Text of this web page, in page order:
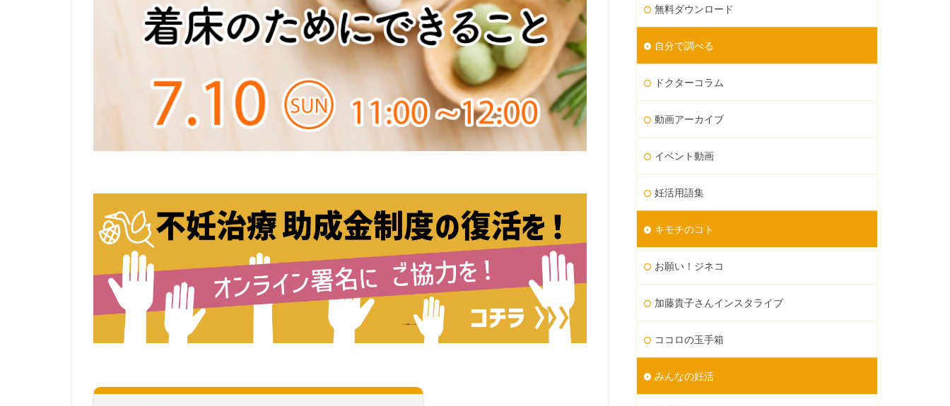
無料ダウンロード
自分で調べる
ドクターコラム
動画アーカイブ
イベント動画
妊活用語集
キモチのコト
お願い！ジネコ
加藤貴子さんインスタライブ
ココロの玉手箱
みんなの妊活